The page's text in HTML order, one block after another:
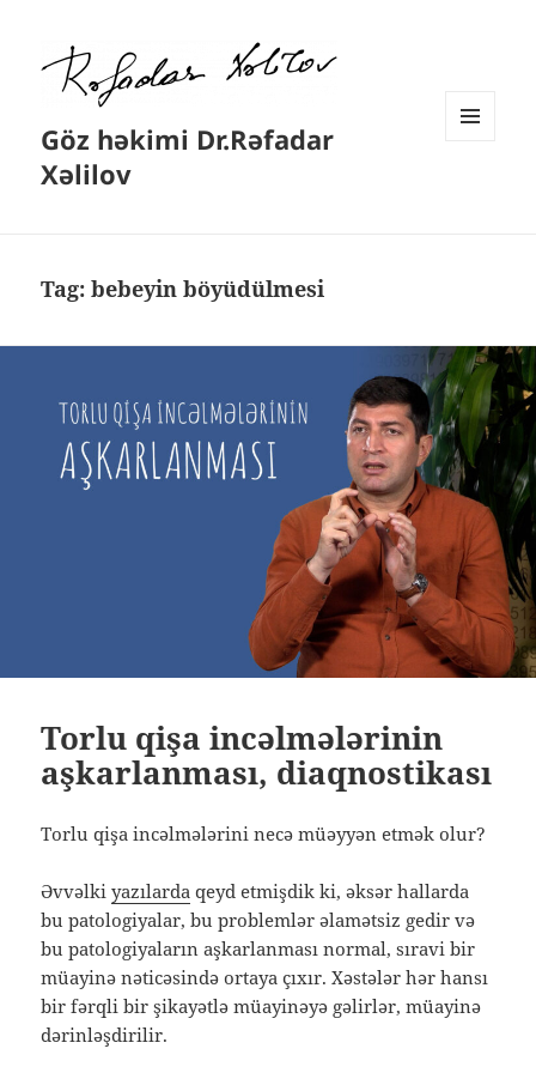
Göz həkimi Dr.Rəfadar
Xəlilov
Tag:bebeyin böyüdülmesi
Torlu qişa incəlmələrinin
aşkarlanması, diaqnostikası
Torlu qişa incəlmələrini necə müəyyən etmək olur?
Əvvəlkiyazılarda qeyd etmişdik ki, əksər hallarda
bu patologiyalar, bu problemlər əlamətsiz gedir və
bu patologiyaların aşkarlanması normal, sıravi bir
müayinə nəticəsində ortaya çıxır. Xəstələr hər hansı
bir fərqli bir şikayətlə müayinəyə gəlirlər, müayinə
dərinləşdirilir.